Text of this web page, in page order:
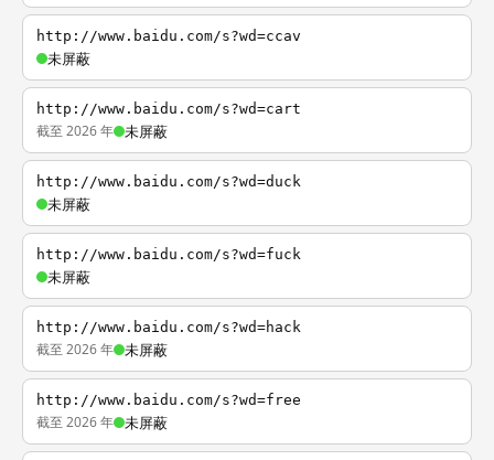
http://www.baidu.com/s?wd=ccav
未屏蔽
http://www.baidu.com/s?wd=cart
截至 2026 年 未屏蔽
http://www.baidu.com/s?wd=duck
未屏蔽
http://www.baidu.com/s?wd=fuck
未屏蔽
http://www.baidu.com/s?wd=hack
截至 2026 年 未屏蔽
http://www.baidu.com/s?wd=free
截至 2026 年 未屏蔽